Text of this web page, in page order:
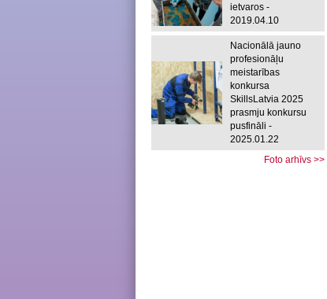
ietvaros -
2019.04.10
Nacionālā jauno
profesionāļu
meistarības
konkursa
SkillsLatvia 2025
prasmju konkursu
pusfināli -
2025.01.22
Foto arhīvs >>